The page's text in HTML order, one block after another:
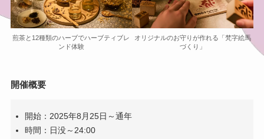
煎茶と12種類のハーブでハーブティブレ
ンド体験
オリジナルのお守りが作れる「梵字絵馬
づくり」
開催概要
開始：2025年8月25日～通年
時間：日没～24:00